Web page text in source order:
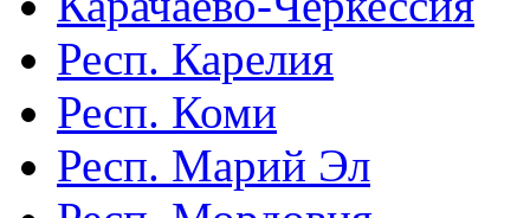
Респ. Карелия
Респ. Коми
Респ. Марий Эл